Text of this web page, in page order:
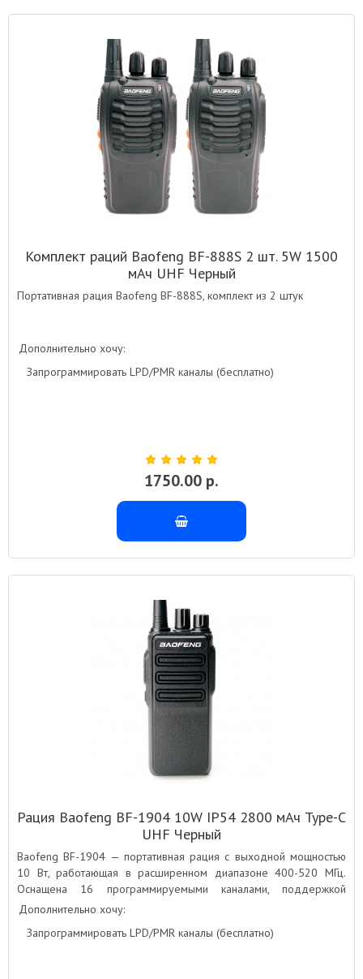
Комплект раций Baofeng BF-888S 2 шт. 5W 1500
мАч UHF Черный
Портативная рация Baofeng BF-888S, комплект из 2 штук
Дополнительно хочу:
Запрограммировать LPD/PMR каналы (бесплатно)
1750.00 р.
Рация Baofeng BF-1904 10W IP54 2800 мАч Type-C
UHF Черный
Baofeng BF-1904 — портативная рация с выходной мощностью
10 Вт, работающая в расширенном диапазоне 400-520 МГц.
Оснащена 16 программируемыми каналами, поддержкой
кодирования CTCSS/DCS, разъёмом для гарнитуры
Дополнительно хочу:
Запрограммировать LPD/PMR каналы (бесплатно)